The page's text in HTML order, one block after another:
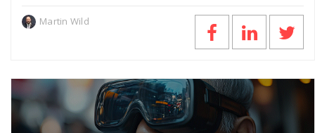
Martin Wild